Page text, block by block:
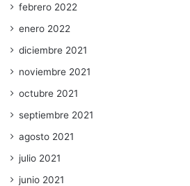
febrero 2022
enero 2022
diciembre 2021
noviembre 2021
octubre 2021
septiembre 2021
agosto 2021
julio 2021
junio 2021